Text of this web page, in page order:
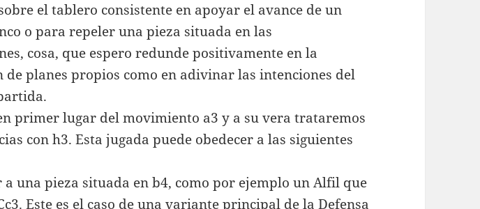
el tablero consistente en apoyar el avance de un
o para repeler una pieza situada en las
cosa, que espero redunde positivamente en la
de planes propios como en adivinar las intenciones del
primer lugar del movimiento a3 y a su vera trataremos
con h3. Esta jugada puede obedecer a las siguientes
a una pieza situada en b4, como por ejemplo un Alfil que
Este es el caso de una variante principal de la Defensa